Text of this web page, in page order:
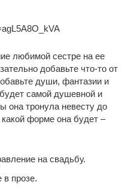
любимой сестре на ее
добавьте что-то от
души, фантазии и
самой душевной и
она тронула невесту до
форме она будет –
на свадьбу.
в прозе.